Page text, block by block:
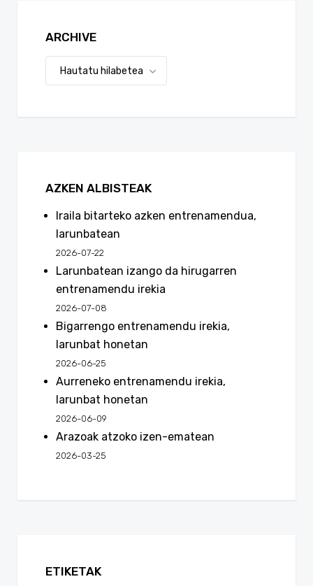
ARCHIVE
AZKEN ALBISTEAK
Iraila bitarteko azken entrenamendua,
larunbatean
2026-07-22
Larunbatean izango da hirugarren
entrenamendu irekia
2026-07-08
Bigarrengo entrenamendu irekia,
larunbat honetan
2026-06-25
Aurreneko entrenamendu irekia,
larunbat honetan
2026-06-09
Arazoak atzoko izen-ematean
2026-03-25
ETIKETAK